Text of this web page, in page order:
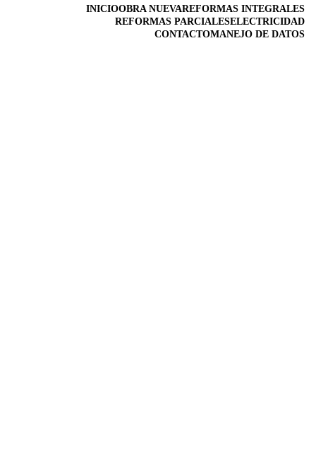
INICIOOBRA NUEVAREFORMAS INTEGRALES
REFORMAS PARCIALESELECTRICIDAD
CONTACTOMANEJO DE DATOS